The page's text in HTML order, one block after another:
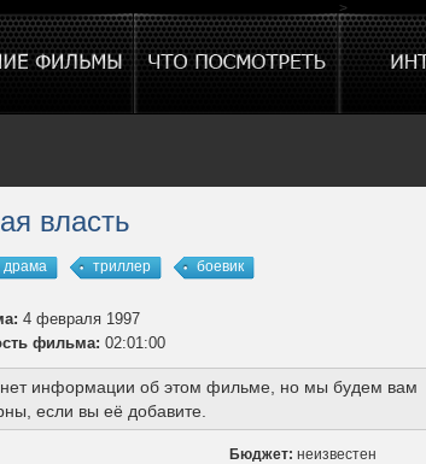
>
власть
драма триллер боевик
4 февраля 1997
фильма: 02:01:00
информации об этом фильме, но мы будем вам
если вы её добавите.
Бюджет: неизвестен